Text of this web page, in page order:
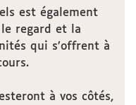
est également
regard et la
qui s’offrent à
à vos côtés,